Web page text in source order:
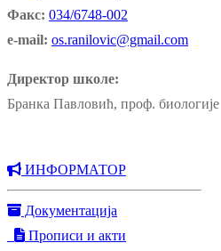
Факс: 034/6748-002
e-mail: os.ranilovic@gmail.com
Директор школе:
Бранка Павловић, проф. биологије
ИНФОРМАТОР
Документација
Прописи и акти